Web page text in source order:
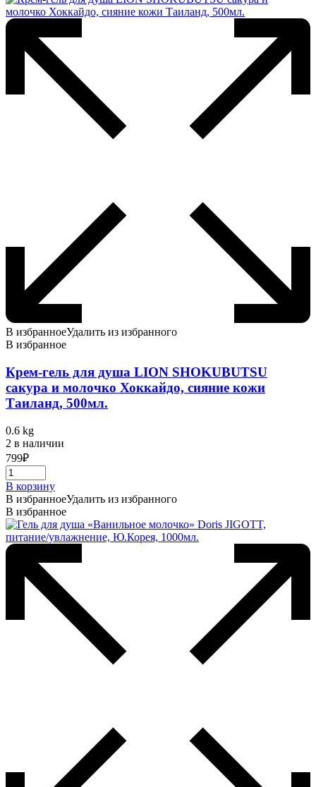
В избранноеУдалить из избранного
В избранное
Крем-гель для душа LION SHOKUBUTSU
сакура и молочко Хоккайдо, сияние кожи
Таиланд, 500мл.
0.6 kg
2 в наличии
799₽
В корзину
В избранноеУдалить из избранного
В избранное